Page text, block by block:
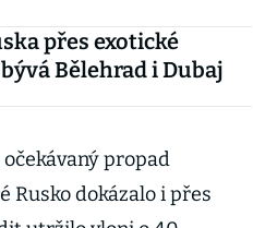
přes exotické
Bělehrad i Dubaj
propad
Rusko dokázalo i přes